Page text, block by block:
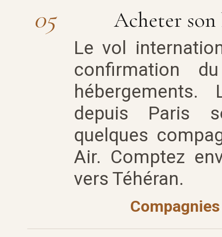
05 Acheter
Le vol
confirmation
depuis Paris
quelques
Air. Comptez
vers Téhéran.